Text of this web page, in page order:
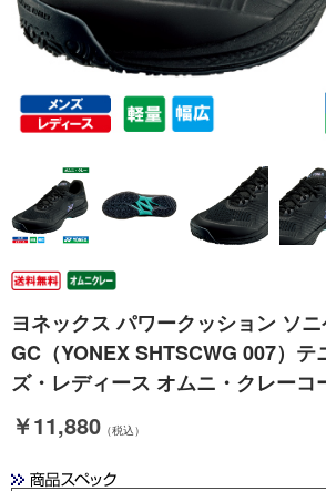
ヨネックス パワークッション ソ
GC（YONEX SHTSCWG 007）テ
ズ・レディース オムニ・クレーコ
￥11,880 （税込）